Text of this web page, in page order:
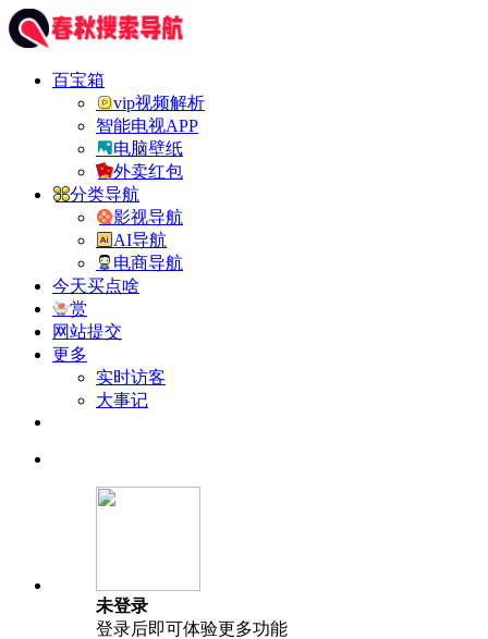
百宝箱
vip视频解析
智能电视APP
电脑壁纸
外卖红包
分类导航
影视导航
AI导航
电商导航
今天买点啥
赏
网站提交
更多
实时访客
大事记
未登录
登录后即可体验更多功能